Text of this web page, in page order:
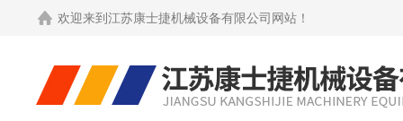
欢迎来到 江苏康士捷机械设备有限公司网站 ！